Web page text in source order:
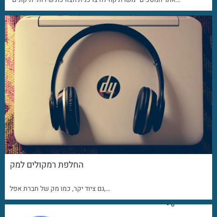
החלפת רמקולים למק
גם ציוד יקר, כמו מק של חברת אפל,…